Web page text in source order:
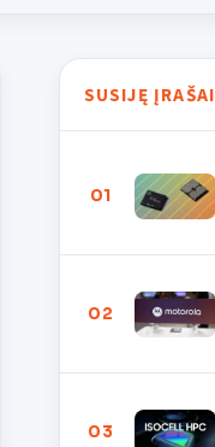
SUSIJĘ ĮRAŠAI
01
02
03